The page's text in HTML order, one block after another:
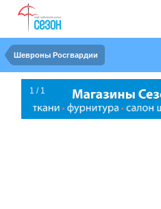
Шевроны Росгвардии
1 / 1